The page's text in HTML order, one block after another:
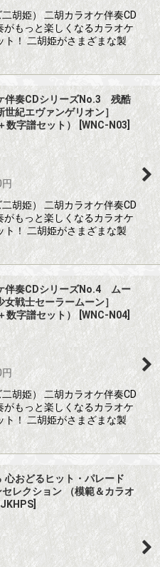
胡姫） 二胡カラオケ伴奏CD
がもっと楽しくなるカラオケ
ト！ 二胡姫がさまざまな製
伴奏CDシリーズNo.3 残酷
世紀エヴァンゲリオン］
数字譜セット） WNC-N03
円
胡姫） 二胡カラオケ伴奏CD
がもっと楽しくなるカラオケ
ト！ 二胡姫がさまざまな製
伴奏CDシリーズNo.4 ムー
女戦士セーラームーン］
数字譜セット） WNC-N04
円
胡姫） 二胡カラオケ伴奏CD
がもっと楽しくなるカラオケ
ト！ 二胡姫がさまざまな製
心おどるヒット・パレード
レクション （模範＆カラオ
]